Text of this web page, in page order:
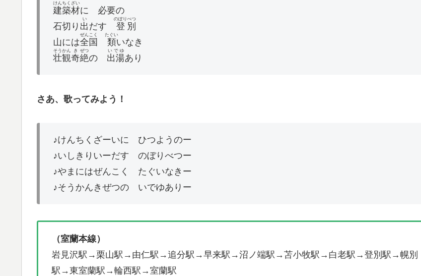
建築
けんちく
材
ざい
に 必要の
石切り 出
い
だす 登
のぼり
別
べつ
山には全国
ぜんこく
類
たぐい
いなき
壮観
そうかん
奇
き
絶
ぜつ
の 出湯
いでゆ
あり
さあ、歌ってみよう！
♪けんちくざーいに ひつようのー
♪いしきりいーだす のぼりべつー
♪やまにはぜんこく たぐいなきー
♪そうかんきぜつの いでゆありー
（室蘭本線）
岩見沢駅→栗山駅→由仁駅→追分駅→早来駅→沼ノ端駅→苫小牧駅→白老駅→登別駅→幌別
駅→東室蘭駅→輪西駅→室蘭駅